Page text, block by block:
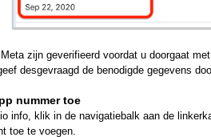
zijn geverifieerd voordat u doorgaat
desgevraagd de benodigde gegevens
nummer toe
info, klik in de navigatiebalk aan de
toe te voegen.